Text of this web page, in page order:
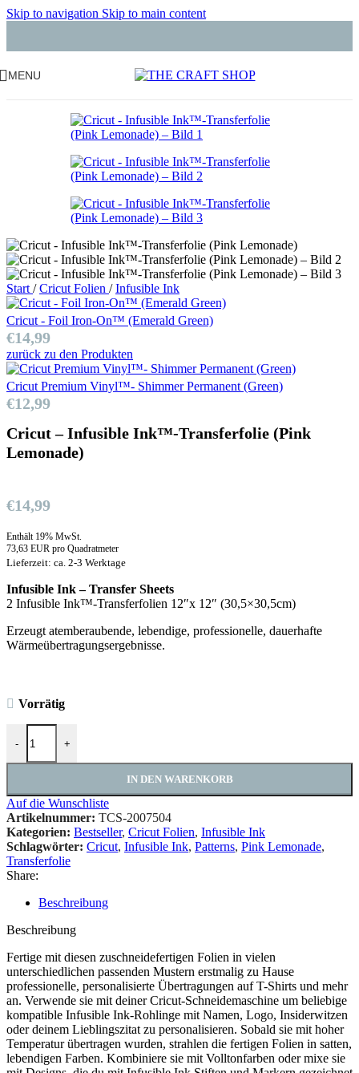
Skip to navigation Skip to main content
MENU
Start / Cricut Folien / Infusible Ink
Cricut - Foil Iron-On™ (Emerald Green)
€14,99
zurück zu den Produkten
Cricut Premium Vinyl™- Shimmer Permanent (Green)
€12,99
Cricut – Infusible Ink™-Transferfolie (Pink
Lemonade)
€14,99
Enthält 19% MwSt.
73,63 EUR pro Quadratmeter
Lieferzeit: ca. 2-3 Werktage
Infusible Ink – Transfer Sheets
2 Infusible Ink™-Transferfolien 12″x 12″ (30,5×30,5cm)
Erzeugt atemberaubende, lebendige, professionelle, dauerhafte
Wärmeübertragungsergebnisse.
Vorrätig
-
Cricut - Infusible Ink™-Transferfolie (Pink Lemonade) Menge
+
IN DEN WARENKORB
Auf die Wunschliste
Artikelnummer: TCS-2007504
Kategorien: Bestseller, Cricut Folien, Infusible Ink
Schlagwörter: Cricut, Infusible Ink, Patterns, Pink Lemonade,
Transferfolie
Share:
Beschreibung
Beschreibung
Fertige mit diesen zuschneidefertigen Folien in vielen
unterschiedlichen passenden Mustern erstmalig zu Hause
professionelle, personalisierte Übertragungen auf T-Shirts und mehr
an. Verwende sie mit deiner Cricut-Schneidemaschine um beliebige
kompatible Infusible Ink-Rohlinge mit Namen, Logo, Insiderwitzen
oder deinem Lieblingszitat zu personalisieren. Sobald sie mit hoher
Temperatur übertragen wurden, strahlen die fertigen Folien in satten,
lebendigen Farben. Kombiniere sie mit Volltonfarben oder mixe sie